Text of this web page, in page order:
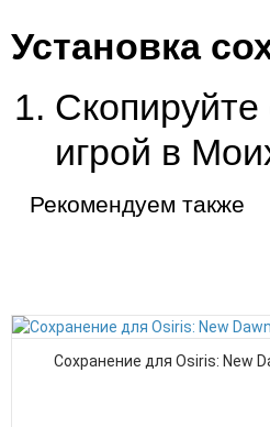
Установка
игрой в
Рекомендуем также
Сохранение для Osiris: New